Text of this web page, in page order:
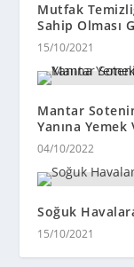
Mutfak
Sahip Olması
15/10/2021
Mantar
Yanına
04/10/2022
Soğuk
15/10/2021